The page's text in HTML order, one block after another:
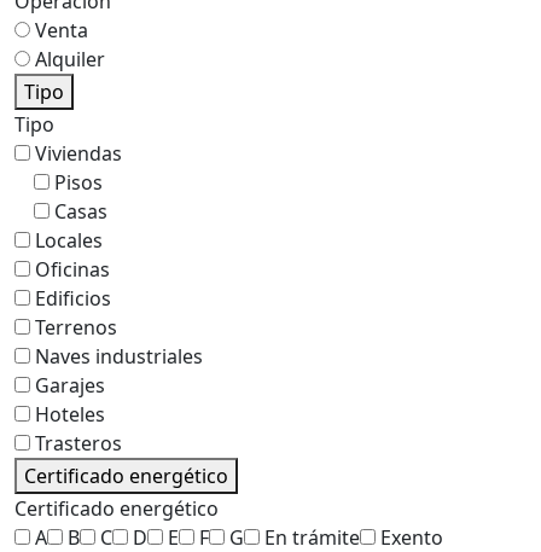
Venta
Alquiler
Tipo
Tipo
Viviendas
Pisos
Casas
Locales
Oficinas
Edificios
Terrenos
Naves industriales
Garajes
Hoteles
Trasteros
Certificado energético
Certificado energético
A
B C D E F G En trámite
Exento